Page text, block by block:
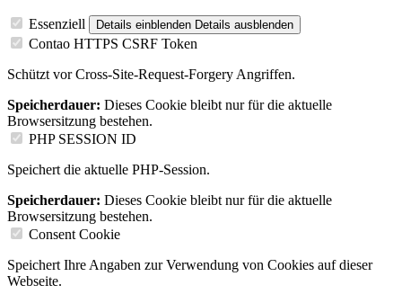
Essenziell Details einblenden Details ausblenden
Contao HTTPS CSRF Token
Schützt vor Cross-Site-Request-Forgery Angriffen.
Speicherdauer: Dieses Cookie bleibt nur für die aktuelle
Browsersitzung bestehen.
PHP SESSION ID
Speichert die aktuelle PHP-Session.
Speicherdauer: Dieses Cookie bleibt nur für die aktuelle
Browsersitzung bestehen.
Consent Cookie
Speichert Ihre Angaben zur Verwendung von Cookies auf dieser
Webseite.